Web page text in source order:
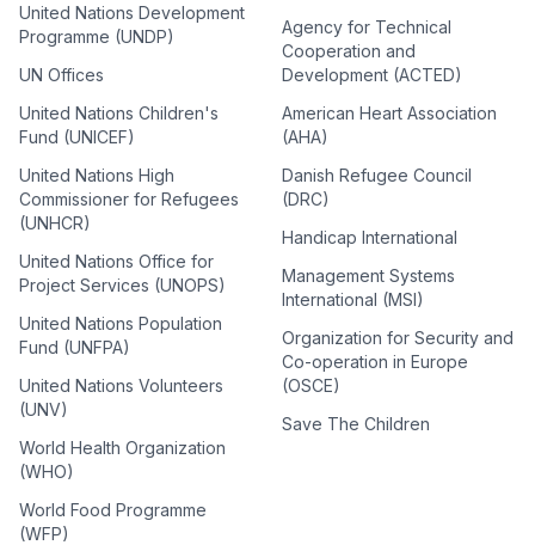
United Nations Development
Programme (UNDP)
UN Offices
United Nations Children's
Fund (UNICEF)
United Nations High
Commissioner for Refugees
(UNHCR)
United Nations Office for
Project Services (UNOPS)
United Nations Population
Fund (UNFPA)
United Nations Volunteers
(UNV)
World Health Organization
(WHO)
World Food Programme
(WFP)
Agency for Technical
Cooperation and
Development (ACTED)
American Heart Association
(AHA)
Danish Refugee Council
(DRC)
Handicap International
Management Systems
International (MSI)
Organization for Security and
Co-operation in Europe
(OSCE)
Save The Children